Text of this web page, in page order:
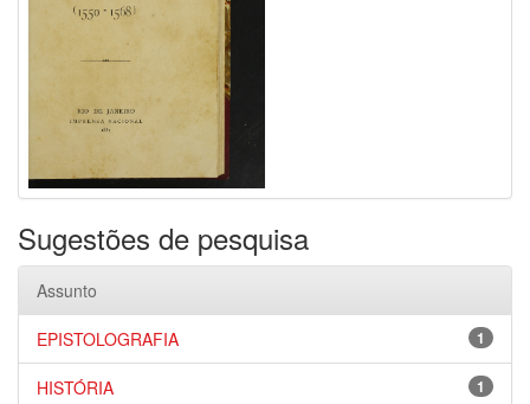
Sugestões de pesquisa
Assunto
1
EPISTOLOGRAFIA
1
HISTÓRIA